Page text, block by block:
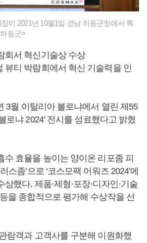
이 2021년 10월1일 경남 하동군청에서 특
동군>
회서 혁신기술상 수상
뷰티 박람회에서 혁신 기술력을 인
3월 이탈리아 볼로냐에서 열린 제55
로냐 2024’ 전시를 성료했다고 밝혔
수 효율을 높이는 양이온 리포좀 피
스좀’으로 ‘코스모팩 어워즈 2024’에
했다. 제품·제형·포장·디자인·기술
을 종합적으로 평가해 수상작을 선
람객과 고객사를 구분해 이원화했